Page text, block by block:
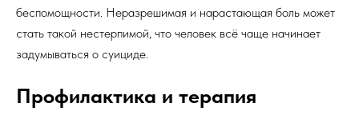
беспомощности. Неразрешимая и нарастающая боль может
стать такой нестерпимой, что человек всё чаще начинает
задумываться о суициде.
Профилактика и терапия